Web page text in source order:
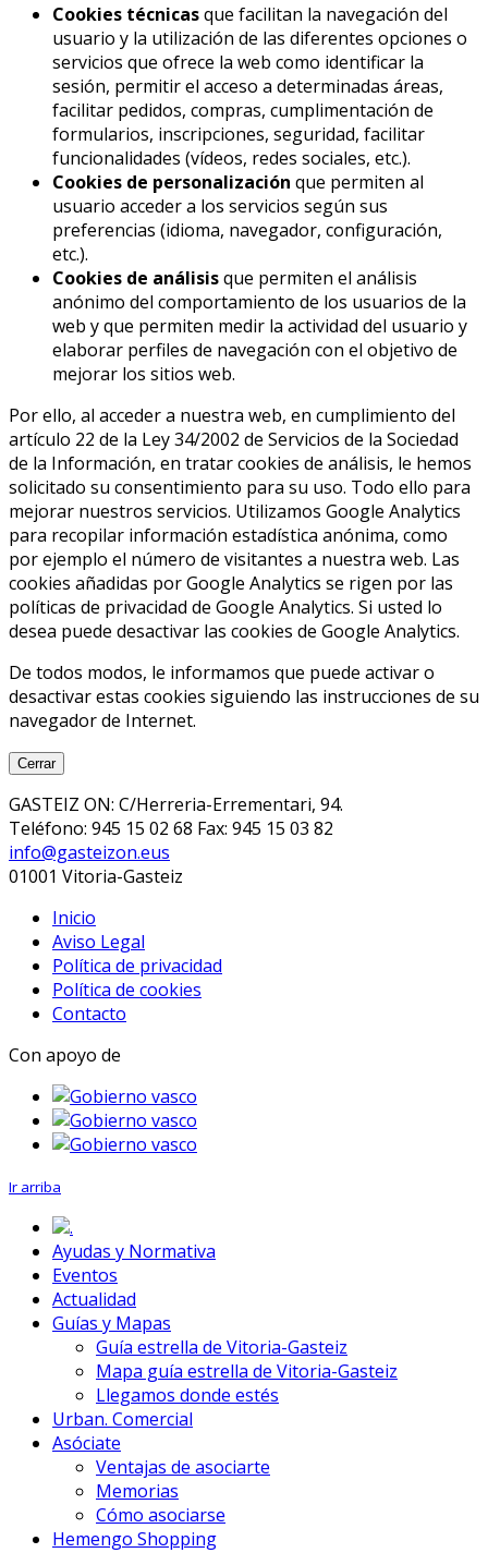
Cookies técnicasque facilitan la navegación del
usuario y la utilización de las diferentes opciones o
servicios que ofrece la web como identificar la
sesión, permitir el acceso a determinadas áreas,
facilitar pedidos, compras, cumplimentación de
formularios, inscripciones, seguridad, facilitar
funcionalidades (vídeos, redes sociales, etc.).
Cookies de personalización que permiten al
usuario acceder a los servicios según sus
preferencias (idioma, navegador, configuración,
etc.).
Cookies de análisisque permiten el análisis
anónimo del comportamiento de los usuarios de la
web y que permiten medir la actividad del usuario y
elaborar perfiles de navegación con el objetivo de
mejorar los sitios web.
Por ello, al acceder a nuestra web, en cumplimiento del
artículo 22 de la Ley 34/2002 de Servicios de la Sociedad
de la Información, en tratar cookies de análisis, le hemos
solicitado su consentimiento para su uso. Todo ello para
mejorar nuestros servicios. Utilizamos Google Analytics
para recopilar información estadística anónima, como
por ejemplo el número de visitantes a nuestra web. Las
cookies añadidas por Google Analytics se rigen por las
políticas de privacidad de Google Analytics. Si usted lo
desea puede desactivar las cookies de Google Analytics.
De todos modos, le informamos que puede activar o
desactivar estas cookies siguiendo las instrucciones de su
navegador de Internet.
Cerrar
GASTEIZ ON: C/Herreria-Errementari, 94.
Teléfono: 945 15 02 68 Fax: 945 15 03 82
info@gasteizon.eus
01001 Vitoria-Gasteiz
Inicio
Aviso Legal
Política de privacidad
Política de cookies
Contacto
Con apoyo de
Ir arriba
.
Ayudas y Normativa
Eventos
Actualidad
Guías y Mapas
Guía estrella de Vitoria-Gasteiz
Mapa guía estrella de Vitoria-Gasteiz
Llegamos donde estés
Urban. Comercial
Asóciate
Ventajas de asociarte
Memorias
Cómo asociarse
Hemengo Shopping